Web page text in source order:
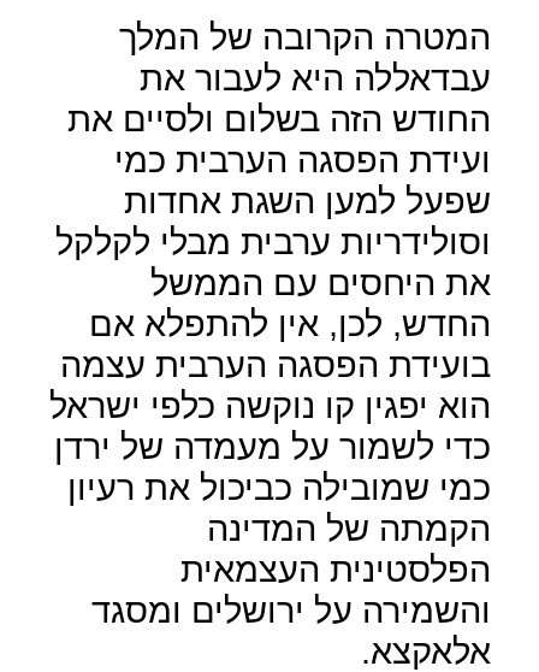
המטרה הקרובה של המלך
עבדאללה היא לעבור את
החודש הזה בשלום ולסיים את
ועידת הפסגה הערבית כמי
שפעל למען השגת אחדות
וסולידריות ערבית מבלי לקלקל
את היחסים עם הממשל
החדש, לכן, אין להתפלא אם
בועידת הפסגה הערבית עצמה
הוא יפגין קו נוקשה כלפי ישראל
כדי לשמור על מעמדה של ירדן
כמי שמובילה כביכול את רעיון
הקמתה של המדינה
הפלסטינית העצמאית
והשמירה על ירושלים ומסגד
אלאקצא.